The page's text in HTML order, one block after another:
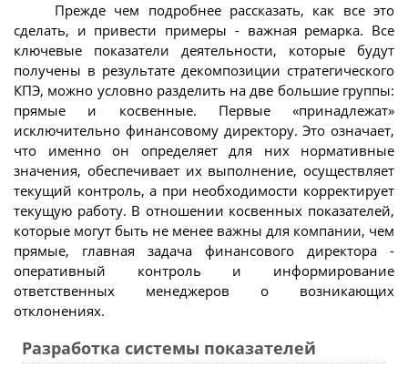
Прежде чем подробнее рассказать, как все это
сделать, и привести примеры - важная ремарка. Все
ключевые показатели деятельности, которые будут
получены в результате декомпозиции стратегического
КПЭ, можно условно разделить на две большие группы:
прямые и косвенные. Первые «принадлежат»
исключительно финансовому директору. Это означает,
что именно он определяет для них нормативные
значения, обеспечивает их выполнение, осуществляет
текущий контроль, а при необходимости корректирует
текущую работу. В отношении косвенных показателей,
которые могут быть не менее важны для компании, чем
прямые, главная задача финансового директора -
оперативный контроль и информирование
ответственных менеджеров о возникающих
отклонениях.
Разработка системы показателей